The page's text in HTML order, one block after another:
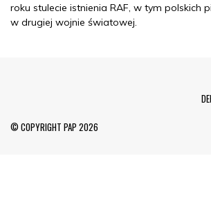
roku stulecie istnienia RAF, w tym polskich
w drugiej wojnie światowej.
© COPYRIGHT PAP 2026